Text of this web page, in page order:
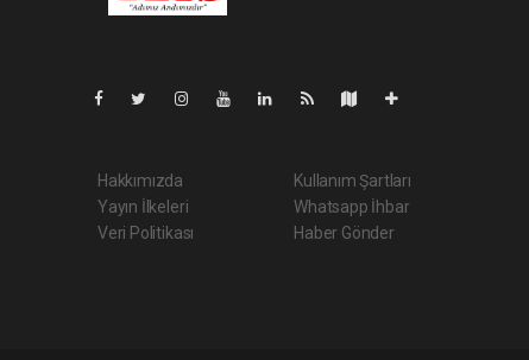
Hakkımızda
Yayın İlkeleri
Veri Politikası
Kullanım Şartları
Whatsapp İhbar
Haber Gönder